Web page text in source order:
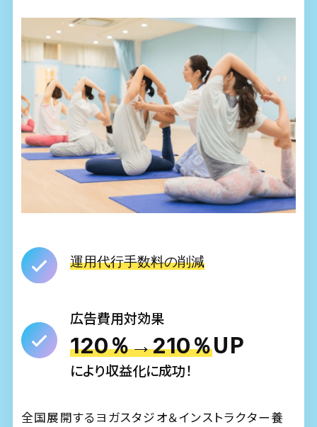
運用代行手数料の削減
広告費用対効果
120％→210％UP
により収益化に成功！
全国展開するヨガスタジオ＆インストラクター養